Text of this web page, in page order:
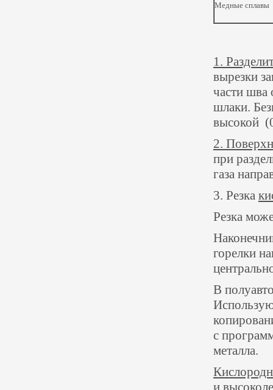
Медные сплавы
1.
вырезки
части шва
шлаки.
высокой
2.
при
газа
3. Резка
Резка
горелки
В
с
металла.
и